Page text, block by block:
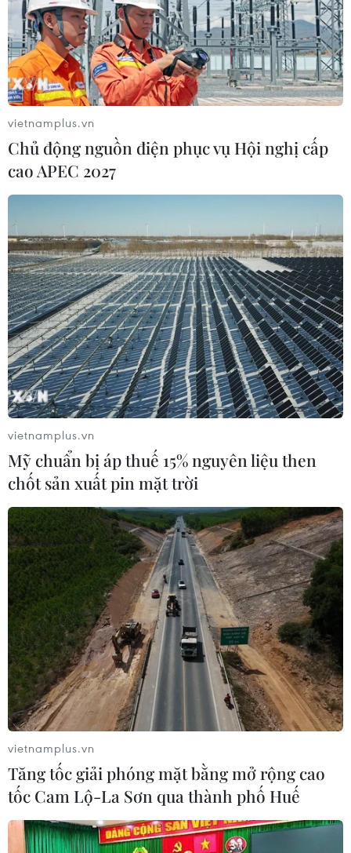
vietnamplus.vn
Chủ động nguồn điện phục vụ Hội nghị cấp
cao APEC 2027
vietnamplus.vn
Mỹ chuẩn bị áp thuế 15% nguyên liệu then
chốt sản xuất pin mặt trời
vietnamplus.vn
Tăng tốc giải phóng mặt bằng mở rộng cao
tốc Cam Lộ-La Sơn qua thành phố Huế